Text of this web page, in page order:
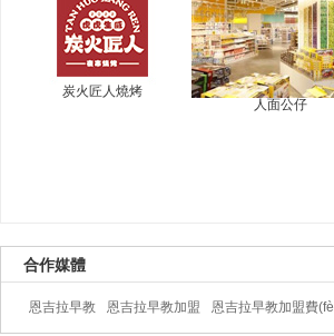
炭火匠人燒烤
人面公仔
合作媒體
恩吉拉早教 恩吉拉早教加盟 恩吉拉早教加盟費